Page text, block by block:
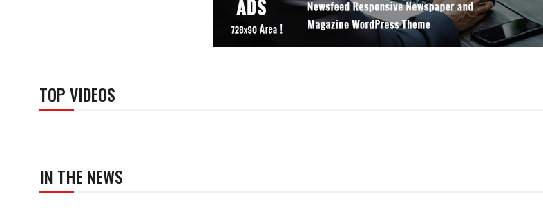
TOP VIDEOS
IN THE NEWS